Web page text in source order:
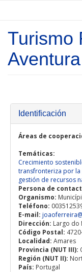
Approved
Documents
Project
Links
Turismo
Aventura
Identificación
Áreas de
Temáticas:
Crecimiento
transfronteriza por la
gestión de recursos
Persona de
Organismo:
Teléfono:
E-mail:
Dirección: Largo do
Código Postal:
Localidad: Amares
Provincia (NUT III):
Región (NUT II):
País: Portugal